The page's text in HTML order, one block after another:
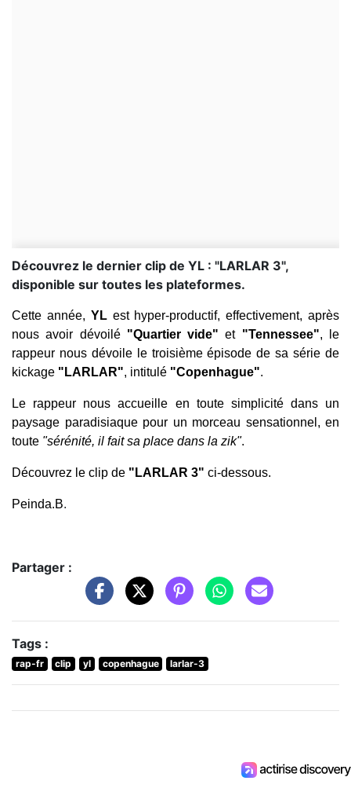
Découvrez le dernier clip de YL : "LARLAR 3",
disponible sur toutes les plateformes.
Cette année, YLest hyper-productif, effectivement, après
nous avoir dévoilé"Quartier vide" et "Tennessee", le
rappeur nous dévoile le troisième épisode de sa série de
kickage "LARLAR", intitulé "Copenhague".
Le rappeur nous accueille en toute simplicité dans un
paysage paradisiaque pour un morceau sensationnel, en
toute "sérénité, il fait sa place dans la zik".
Découvrez le clip de "LARLAR 3" ci-dessous.
Peinda.B.
Partager :
Tags :
rap-fr clip yl copenhague larlar-3